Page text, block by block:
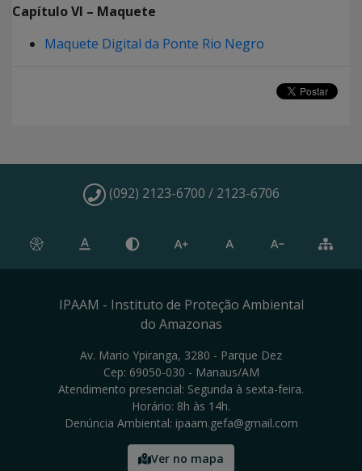
Capítulo VI – Maquete
Maquete Digital da Ponte Rio Negro
(092) 2123-6700 / 2123-6706
IPAAM - Instituto de Proteção Ambiental
do Amazonas
Av. Mario Ypiranga, 3280 - Parque Dez
Cep: 69050-030 - Manaus/AM
Atendimento presencial: Segunda à sexta-feira.
Horário: 8h às 14h.
Denúncia Ambiental: ipaam.gefa@gmail.com
Ver no mapa